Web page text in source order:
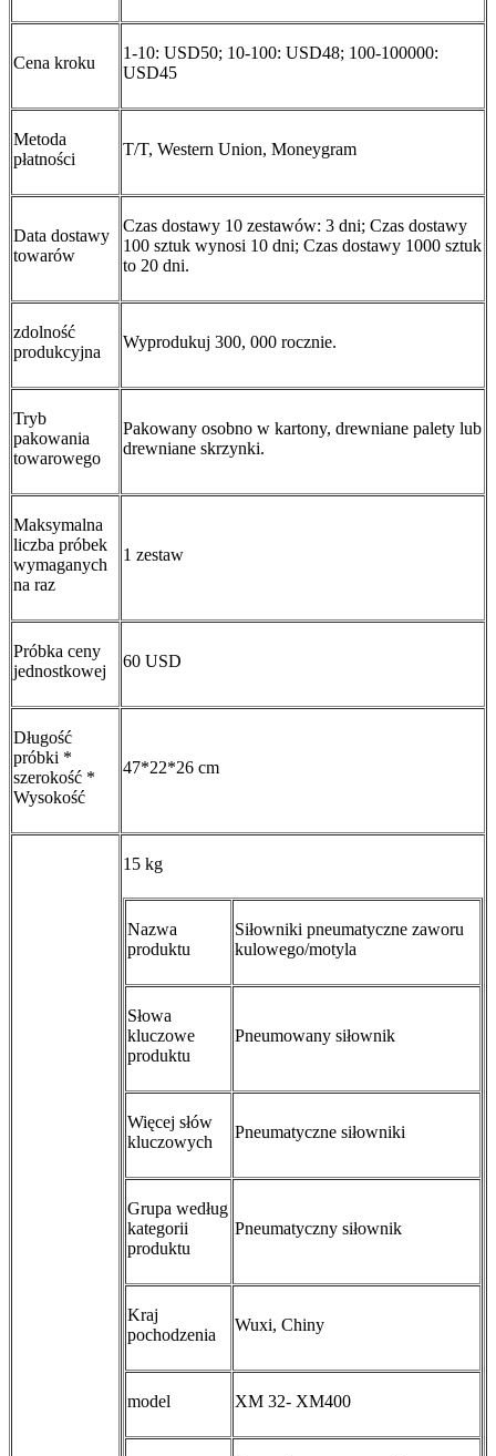
Cena kroku
1-10: USD50; 10-100: USD48; 100-100000:
USD45
Metoda
płatności
T/T, Western Union, Moneygram
Data dostawy
towarów
Czas dostawy 10 zestawów: 3 dni; Czas dostawy
100 sztuk wynosi 10 dni; Czas dostawy 1000 sztuk
to 20 dni.
zdolność
produkcyjna
Wyprodukuj 300, 000 rocznie.
Tryb
pakowania
towarowego
Pakowany osobno w kartony, drewniane palety lub
drewniane skrzynki.
Maksymalna
liczba próbek
wymaganych
na raz
1 zestaw
Próbka ceny
jednostkowej
60 USD
Długość
próbki *
szerokość *
Wysokość
47*22*26 cm
15 kg
Nazwa
produktu
Siłowniki pneumatyczne zaworu
kulowego/motyla
Słowa
kluczowe
produktu
Pneumowany siłownik
Więcej słów
kluczowych
Pneumatyczne siłowniki
Grupa według
kategorii
produktu
Pneumatyczny siłownik
Kraj
pochodzenia
Wuxi, Chiny
model XM 32- XM400